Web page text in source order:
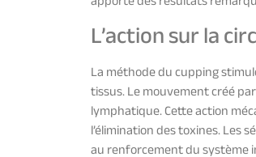
L’action sur la
La méthode du cupping
tissus. Le mouvement créé
lymphatique. Cette action
l’élimination des toxines.
au renforcement du système